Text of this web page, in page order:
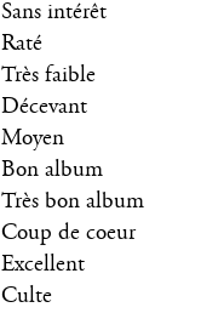
Sans intérêt
Raté
Très faible
Décevant
Moyen
Bon album
Très bon album
Coup de coeur
Excellent
Culte